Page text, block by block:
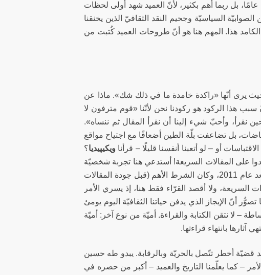
بل ربما أهم بكثير، لأنّ العميد شهد أولى لحظات
السياسيّة وجحيم النقد الثقافيّ الذين يخنقنا
هذا. المهم هنا هو أنّ طروحات العميد كُتبت من
حيث يرى أنّها «راكدة خامدة ما في ذلك شك». ماذا عن
سبب هذا الركود هو ركودنا نحن لأنّنا «قوم مترفون لا
نقرأ، وأحبّ شيء إلينا أن نقرأ المقال ثم ننساه».
بل تضاعفت بلّة الطين أضعافًا مع اجتياح مواقع
أو – لو أتعبنا أنفسنا قليلًا – قرأنا ويكيپيديا؟
على المقالات السريعة! أستدعي هنا تجربة شخصيّة
حين كتبتُ في مواقع إلكترونيّة عديدة من تلك التي تكاثرت كالفطر بعد عام 2011، وكان الشرط الأهم (قبل جودة المقالات
على القراءات السريعة، ولا أقصد القرّاء فقط هنا، إذ يسري الأمر
أنّ الإيجاز الذي يدفن حياتنا الثقافيّة اليوم يومئ
– لا نتقن الكتابة والقراءة. أميّة من نوع آخر: أميّة
بانتهاء قراءتها.
قضيّة أخطر تتّصل بالحريّة وبالرقابة. يبدو طه حسين
– كما يعلّمنا التاريخ والعميد – أكبر من حصره في